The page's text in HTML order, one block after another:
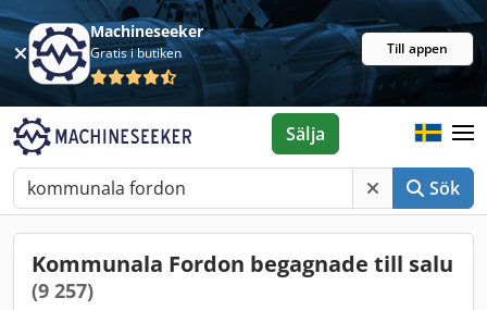
Machineseeker
Gratis i butiken Till appen
Sök
Sälja
Kommunala Fordon begagnade till salu
(9 257)